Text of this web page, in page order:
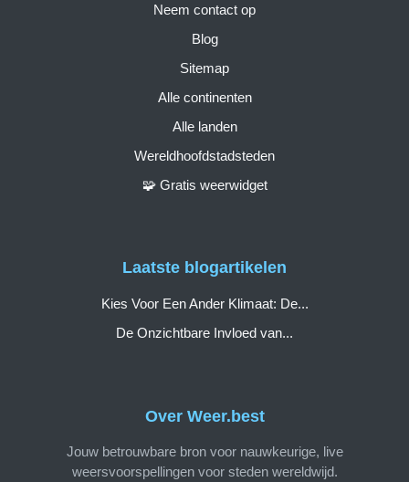
Over Weer.best
Jouw betrouwbare bron voor nauwkeurige, live
weersvoorspellingen voor steden wereldwijd.
Neem contact op
Blog
Sitemap
Alle continenten
Alle landen
Wereldhoofdstadsteden
🧩 Gratis weerwidget
Laatste blogartikelen
Kies Voor Een Ander Klimaat: De...
De Onzichtbare Invloed van...